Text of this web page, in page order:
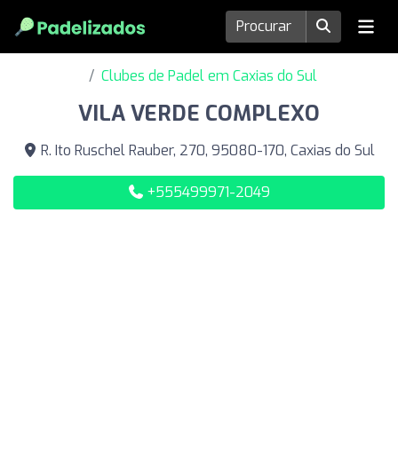
Clubes de Padel em Caxias do Sul
VILA VERDE COMPLEXO
R. Ito Ruschel Rauber, 270, 95080-170, Caxias do Sul
+555499971-2049